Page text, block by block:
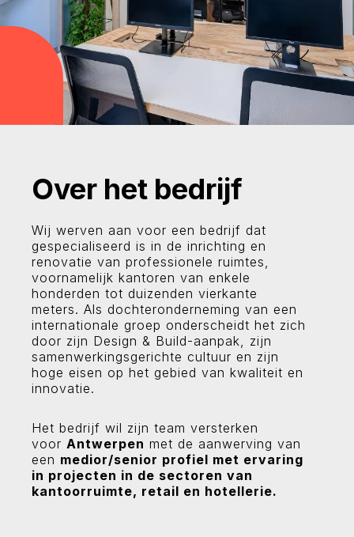
Over het bedrijf
Wij werven aan voor een bedrijf dat
gespecialiseerd is in de inrichting en
renovatie van professionele ruimtes,
voornamelijk kantoren van enkele
honderden tot duizenden vierkante
meters. Als dochteronderneming van een
internationale groep onderscheidt het zich
door zijn Design & Build-aanpak, zijn
samenwerkingsgerichte cultuur en zijn
hoge eisen op het gebied van kwaliteit en
innovatie.
Het bedrijf wil zijn team versterken
voor Antwerpen met de aanwerving van
een medior/senior profiel met ervaring
in projecten in de sectoren van
kantoorruimte, retail en hotellerie.